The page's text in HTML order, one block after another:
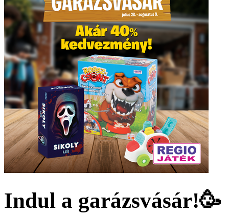
Indul a garázsvásár!🥳